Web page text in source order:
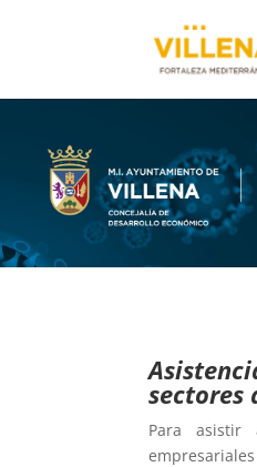
sectores
Para